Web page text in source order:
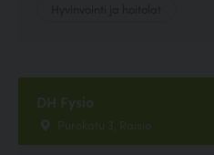
DH Fysio
Purokatu 3, Raisio